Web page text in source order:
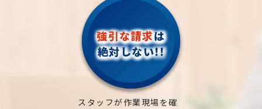
強引な請求は
絶対しない!!
スタッフが作業現場を確